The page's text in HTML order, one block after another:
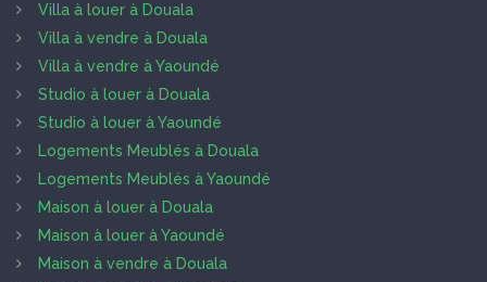
Villa à louer à Douala
Villa à vendre à Douala
Villa à vendre à Yaoundé
Studio à louer à Douala
Studio à louer à Yaoundé
Logements Meublés à Douala
Logements Meublés à Yaoundé
Maison à louer à Douala
Maison à louer à Yaoundé
Maison à vendre à Douala